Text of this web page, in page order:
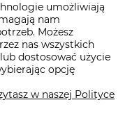
umożliwiają
nam
Możesz
nas wszystkich
dostosować użycie
opcję
w naszej Polityce